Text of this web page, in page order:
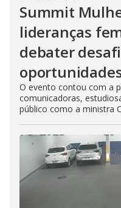
Summit
lideranças
debater
O evento contou com a
comunicadoras,
público como a ministra